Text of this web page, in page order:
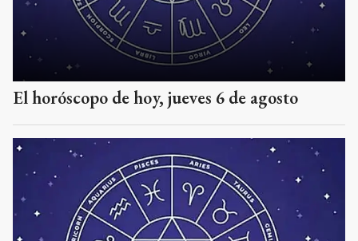
El horóscopo de hoy, jueves 6 de agosto